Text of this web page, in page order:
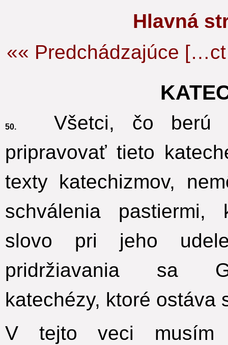
Hlavná
«« Predchádzajúce
50.
Všetci, čo berú
pripravovať tieto
texty katechizmov,
schválenia pastiermi,
slovo pri jeho
pridržiavania sa
katechézy, ktoré ostáva
V tejto veci musím